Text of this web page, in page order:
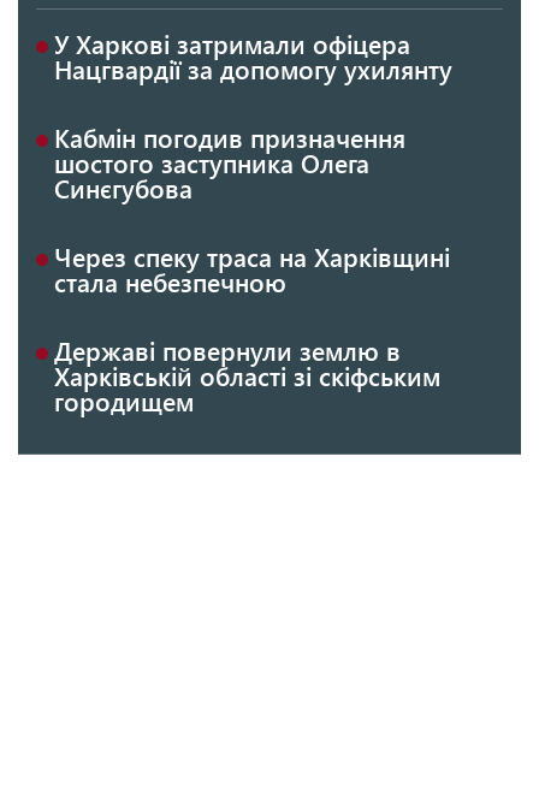
У Харкові затримали офіцера
Нацгвардії за допомогу ухилянту
Кабмін погодив призначення
шостого заступника Олега
Синєгубова
Через спеку траса на Харківщині
стала небезпечною
Державі повернули землю в
Харківській області зі скіфським
городищем